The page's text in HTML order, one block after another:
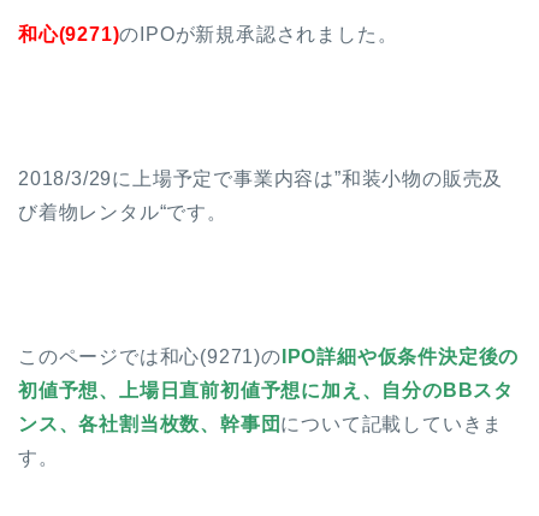
和心(9271)のIPOが新規承認されました。
2018/3/29に上場予定で事業内容は”和装小物の販売及
び着物レンタル“です。
このページでは和心(9271)の IPO詳細や仮条件決定後の
初値予想、上場日直前初値予想に加え、自分のBBスタ
ンス、各社割当枚数、幹事団 について記載していきま
す。